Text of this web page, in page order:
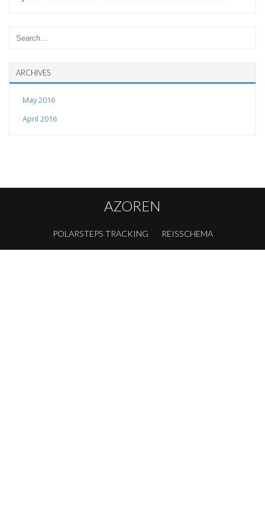
ARCHIVES
May 2016
April 2016
AZOREN
POLARSTEPS TRACKING REISSCHEMA